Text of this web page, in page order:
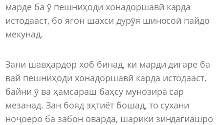
марде ба ӯ пешниҳоди хонадоршавӣ карда
истодааст, бо ягон шахси дурӯя шиносоӣ пайдо
мекунад.
Зани шавҳардор хоб бинад, ки марди дигаре ба
вай пешниҳоди хонадоршавӣ карда истодааст,
байни ӯ ва ҳамсараш баҳсу мунозира сар
мезанад. Зан бояд эҳтиёт бошад, то сухани
ноҷоеро ба забон оварда, шарики зиндагиашро